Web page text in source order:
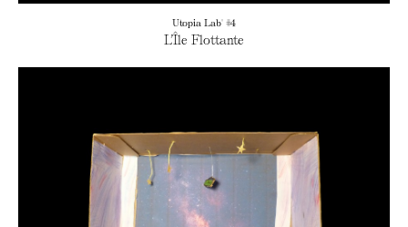
Utopia Lab' #4
L’Île Flottante